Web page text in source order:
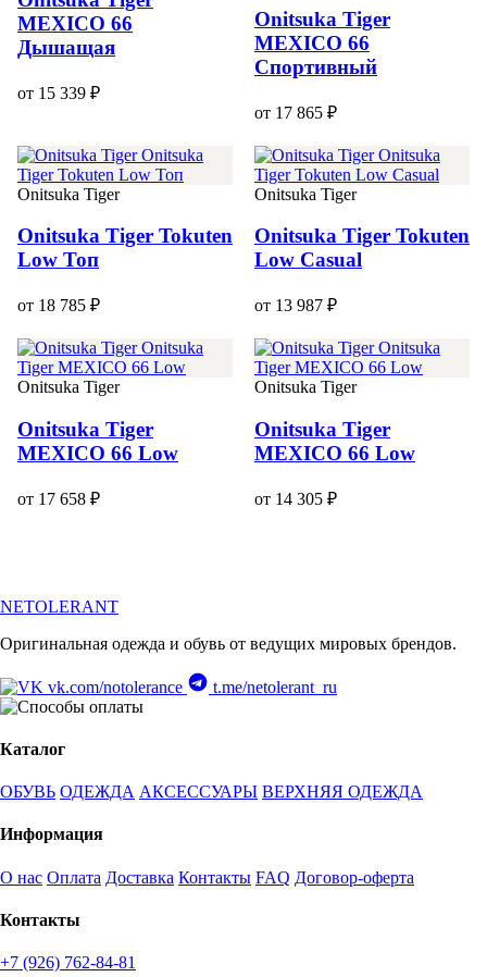
MEXICO 66
Дышащая
от 15 339 ₽
Onitsuka Tiger
MEXICO 66
Спортивный
от 17 865 ₽
Onitsuka Tiger
Onitsuka Tiger Tokuten
Low Топ
от 18 785 ₽
Onitsuka Tiger
Onitsuka Tiger Tokuten
Low Casual
от 13 987 ₽
Onitsuka Tiger
Onitsuka Tiger
MEXICO 66 Low
от 17 658 ₽
Onitsuka Tiger
Onitsuka Tiger
MEXICO 66 Low
от 14 305 ₽
NETOLERANT
Оригинальная одежда и обувь от ведущих мировых брендов.
vk.com/notolerance t.me/netolerant_ru
Каталог
ОБУВЬ ОДЕЖДА АКСЕССУАРЫ ВЕРХНЯЯ ОДЕЖДА
Информация
О нас Оплата Доставка Контакты FAQ Договор-оферта
Контакты
+7 (926) 762-84-81